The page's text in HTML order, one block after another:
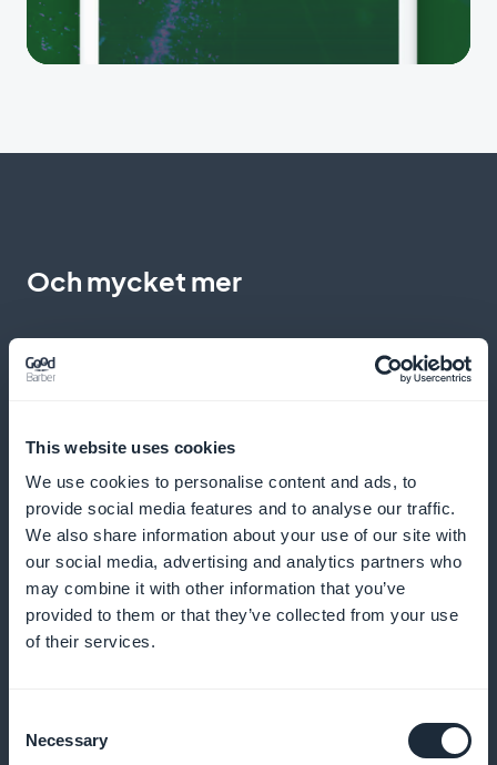
This website uses cookies
We use cookies to personalise content and ads, to
provide social media features and to analyse our traffic.
We also share information about your use of our site with
our social media, advertising and analytics partners who
may combine it with other information that you’ve
provided to them or that they’ve collected from your use
of their services.
Selection
Necessary
Och mycket mer
Detaljerad abonnentstatistik för innehåll
inom vetenskap och teknik
Få tillgång till exakta analyser av dina prenumeranter
och optimera din innehållsstrategi
tillgänglig på mobilapplikationens